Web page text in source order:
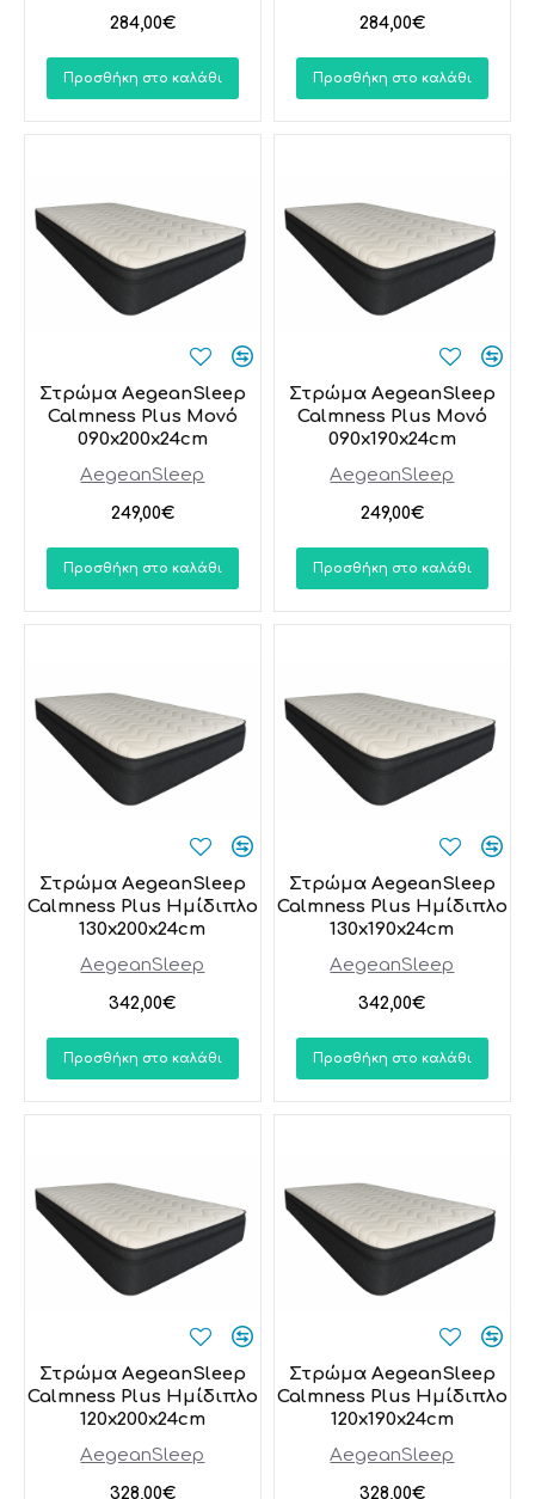
284,00€
Προσθήκη στο καλάθι
284,00€
Προσθήκη στο καλάθι
AegeanSleep
Στρώμα AegeanSleep
Calmness Plus Μονό
090x200x24cm
249,00€
Προσθήκη στο καλάθι
AegeanSleep
Στρώμα AegeanSleep
Calmness Plus Μονό
090x190x24cm
249,00€
Προσθήκη στο καλάθι
AegeanSleep
Στρώμα AegeanSleep
Calmness Plus Ημίδιπλο
130x200x24cm
342,00€
Προσθήκη στο καλάθι
AegeanSleep
Στρώμα AegeanSleep
Calmness Plus Ημίδιπλο
130x190x24cm
342,00€
Προσθήκη στο καλάθι
AegeanSleep
Στρώμα AegeanSleep
Calmness Plus Ημίδιπλο
120x200x24cm
328,00€
AegeanSleep
Στρώμα AegeanSleep
Calmness Plus Ημίδιπλο
120x190x24cm
328,00€